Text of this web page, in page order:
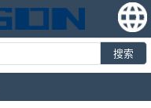
搜索